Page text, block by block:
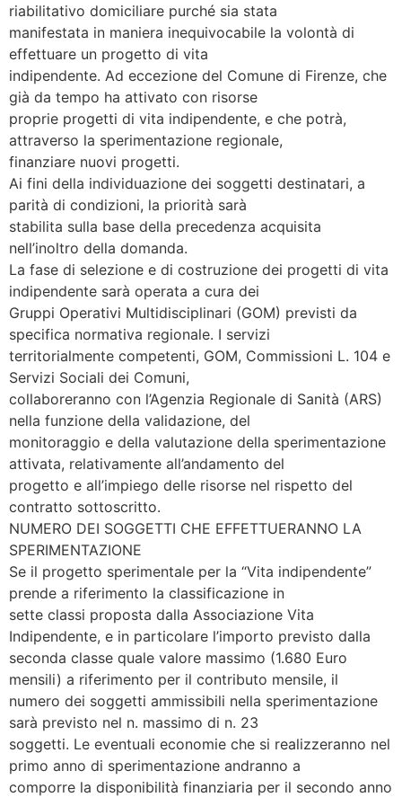
riabilitativo domiciliare purché sia stata
manifestata in maniera inequivocabile la volontà di
effettuare un progetto di vita
indipendente. Ad eccezione del Comune di Firenze, che
già da tempo ha attivato con risorse
proprie progetti di vita indipendente, e che potrà,
attraverso la sperimentazione regionale,
finanziare nuovi progetti.
Ai fini della individuazione dei soggetti destinatari, a
parità di condizioni, la priorità sarà
stabilita sulla base della precedenza acquisita
nell’inoltro della domanda.
La fase di selezione e di costruzione dei progetti di vita
indipendente sarà operata a cura dei
Gruppi Operativi Multidisciplinari (GOM) previsti da
specifica normativa regionale. I servizi
territorialmente competenti, GOM, Commissioni L. 104 e
Servizi Sociali dei Comuni,
collaboreranno con l’Agenzia Regionale di Sanità (ARS)
nella funzione della validazione, del
monitoraggio e della valutazione della sperimentazione
attivata, relativamente all’andamento del
progetto e all’impiego delle risorse nel rispetto del
contratto sottoscritto.
NUMERO DEI SOGGETTI CHE EFFETTUERANNO LA
SPERIMENTAZIONE
Se il progetto sperimentale per la “Vita indipendente”
prende a riferimento la classificazione in
sette classi proposta dalla Associazione Vita
Indipendente, e in particolare l’importo previsto dalla
seconda classe quale valore massimo (1.680 Euro
mensili) a riferimento per il contributo mensile, il
numero dei soggetti ammissibili nella sperimentazione
sarà previsto nel n. massimo di n. 23
soggetti. Le eventuali economie che si realizzeranno nel
primo anno di sperimentazione andranno a
comporre la disponibilità finanziaria per il secondo anno